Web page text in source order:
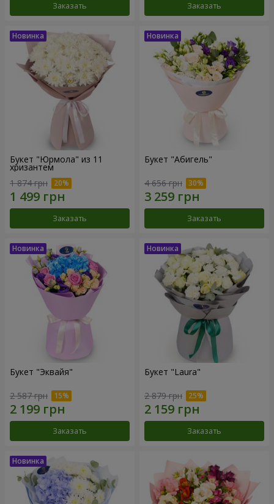
Заказать Заказать
Букет "Юрмола" из 11
хризантем
1 874 грн
Заказать
Букет "Абигель"
4 656 грн
Заказать
Букет "Эквайя"
2 587 грн
Заказать
Букет "Laura"
2 879 грн
Заказать